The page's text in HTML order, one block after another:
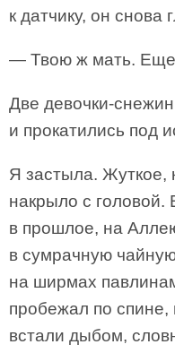
к датчику, он снова
— Твою ж мать. Еще
Две девочки-
и прокатились под
Я застыла.
накрыло с головой.
в прошлое, на
в сумрачную
на ширмах
пробежал по спине,
встали дыбом,